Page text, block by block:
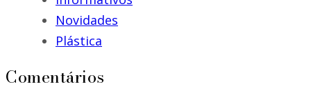
Novidades
Plástica
Comentários